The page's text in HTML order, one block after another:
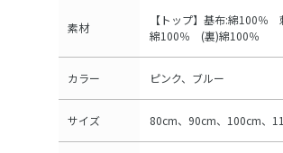
素材
【トップ】基布:綿100
綿100％ (裏)綿100％
カラー ピンク、ブルー
サイズ 80cm、90cm、100cm、